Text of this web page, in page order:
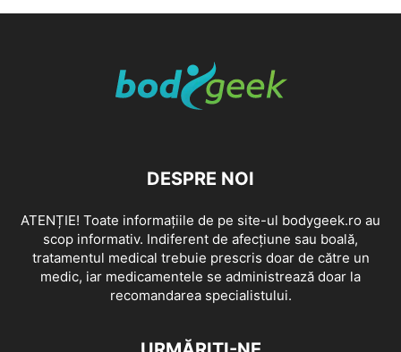
DESPRE NOI
ATENȚIE! Toate informațiile de pe site-ul bodygeek.ro au
scop informativ. Indiferent de afecțiune sau boală,
tratamentul medical trebuie prescris doar de către un
medic, iar medicamentele se administrează doar la
recomandarea specialistului.